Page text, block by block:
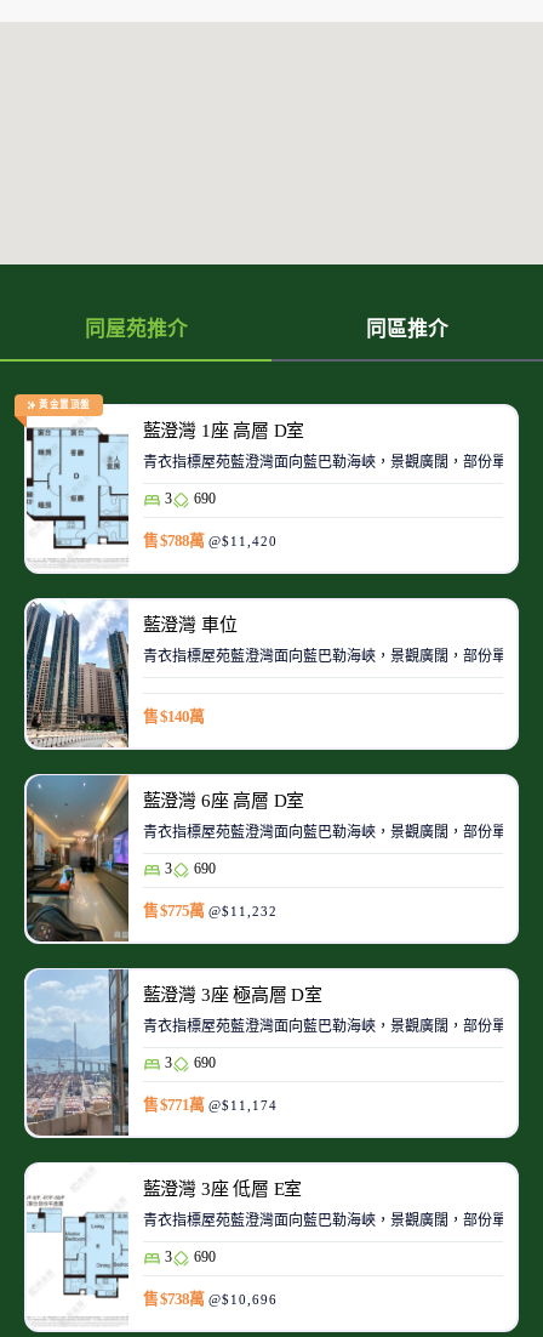
同屋苑推介 同區推介
黃金置頂盤
藍澄灣 1座 高層 D室
青衣指標屋苑藍澄灣面向藍巴勒海峽，景觀廣闊，部份單位
3 690
售 $788萬 @$11,420
藍澄灣 車位
青衣指標屋苑藍澄灣面向藍巴勒海峽，景觀廣闊，部份單位
售 $140萬
藍澄灣 6座 高層 D室
青衣指標屋苑藍澄灣面向藍巴勒海峽，景觀廣闊，部份單位
3 690
售 $775萬 @$11,232
藍澄灣 3座 極高層 D室
青衣指標屋苑藍澄灣面向藍巴勒海峽，景觀廣闊，部份單位
3 690
售 $771萬 @$11,174
藍澄灣 3座 低層 E室
青衣指標屋苑藍澄灣面向藍巴勒海峽，景觀廣闊，部份單位
3 690
售 $738萬 @$10,696